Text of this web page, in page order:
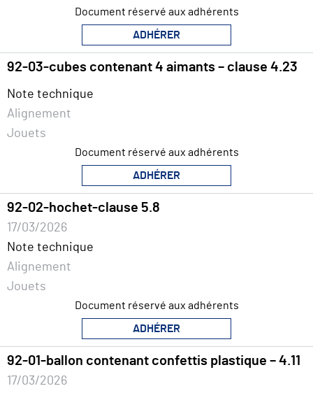
Document réservé aux adhérents
ADHÉRER
92-03-cubes contenant 4 aimants – clause 4.23
Note technique
Alignement
Jouets
Document réservé aux adhérents
ADHÉRER
92-02-hochet-clause 5.8
17/03/2026
Note technique
Alignement
Jouets
Document réservé aux adhérents
ADHÉRER
92-01-ballon contenant confettis plastique – 4.11
17/03/2026